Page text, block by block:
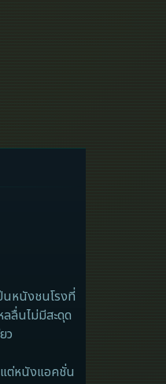
นหนังชนโรงที่
ลื่นไม่มีสะดุด
ว
ต่หนังแอคชั่น